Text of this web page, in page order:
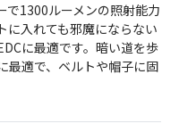
で1300ルーメンの照射能力
に入れても邪魔にならない
に最適です。暗い道を歩
最適で、ベルトや帽子に固